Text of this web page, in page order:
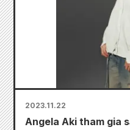
2023.11.22
Angela Aki tham gia